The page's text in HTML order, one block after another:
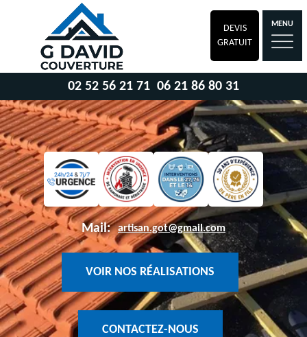
DEVIS
GRATUIT
MENU
02 52 56 21 71 06 21 86 80 31
Mail: artisan.got@gmail.com
VOIR NOS RÉALISATIONS
CONTACTEZ-NOUS